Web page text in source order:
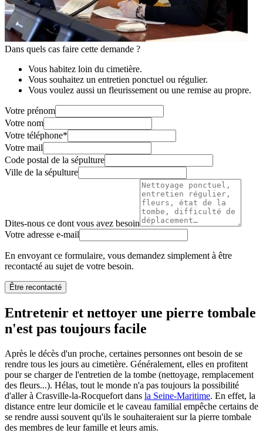
Dans quels cas faire cette demande ?
Vous habitez loin du cimetière.
Vous souhaitez un entretien ponctuel ou régulier.
Vous voulez aussi un fleurissement ou une remise au propre.
Votre prénom
Votre nom
Votre téléphone*
Votre mail
Code postal de la sépulture
Ville de la sépulture
Dites-nous ce dont vous avez besoin
Votre adresse e-mail
En envoyant ce formulaire, vous demandez simplement à être
recontacté au sujet de votre besoin.
Être recontacté
Entretenir et nettoyer une pierre tombale
n'est pas toujours facile
Après le décès d'un proche, certaines personnes ont besoin de se
rendre tous les jours au cimetière. Généralement, elles en profitent
pour se charger de l'entretien de la tombe (nettoyage, remplacement
des fleurs...). Hélas, tout le monde n'a pas toujours la possibilité
d'aller à Crasville-la-Rocquefort dans la Seine-Maritime. En effet, la
distance entre leur domicile et le caveau familial empêche certains de
se rendre aussi souvent qu'ils le souhaiteraient sur la pierre tombale
des membres de leur famille et leurs amis.